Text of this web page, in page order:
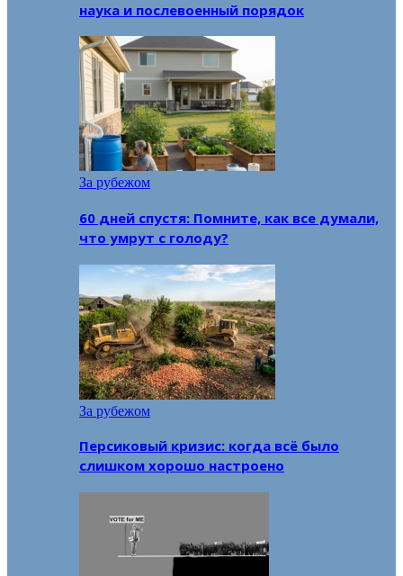
наука и послевоенный порядок
За рубежом
60 дней спустя: Помните, как все думали,
что умрут с голоду?
За рубежом
Персиковый кризис: когда всё было
слишком хорошо настроено